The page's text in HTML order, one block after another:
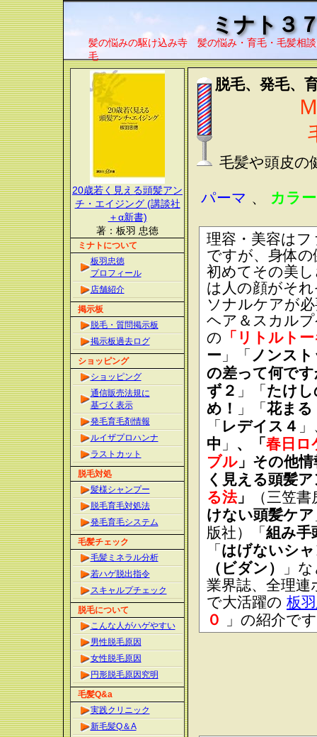
ミナト３
髪の悩みの駆け込み寺 髪の悩み・育毛・毛髪相
毛
脱毛、発毛、
毛髪や頭皮の
パーマ 、 カラ
理容・美容は
ですが、身体
初めてその美
は人の顔がそ
ソナルケアが
ヘア＆スカル
の 「リトルト
ー 」「 ノンス
の差って何で
ず２ 」「 たけし
め！
」「 花まる
「 レデイス４
中 」 、「 春日ロ
ブル 」その他
く見える頭髪
る法」
（三笠
けない頭髪ケア
版社）「 組み手
「 はげないシ
（ビダン）
」
業界誌、全理
で大活躍の 板
０
」の紹介で
20歳若く見える頭髪アン
チ・エイジング (講談社
＋α新書)
著：板羽 忠徳
ミナトについて
板羽忠徳
プロフィール
店舗紹介
掲示板
脱毛・質問掲示板
掲示板過去ログ
ショッピング
ショッピング
通信販売法規に
基づく表示
発毛育毛剤情報
ルイザプロハンナ
ラストカット
脱毛対処
髪様シャンプー
脱毛育毛対処法
発毛育毛システム
毛髪チェック
毛髪ミネラル分析
若ハゲ脱出指令
スキャルプチェック
脱毛について
こんな人がハゲやすい
男性脱毛原因
女性脱毛原因
円形脱毛原因究明
毛髪Q&a
実践クリニック
新毛髪Q＆A